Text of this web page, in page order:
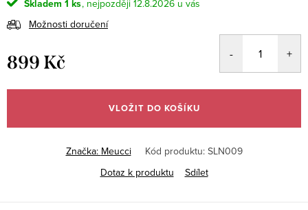
Skladem 1 ks
12.8.2026
Možnosti doručení
899 Kč
cena:
VLOŽIT DO KOŠÍKU
Značka: Meucci Kód produktu: SLN009
Dotaz k produktu
Sdílet